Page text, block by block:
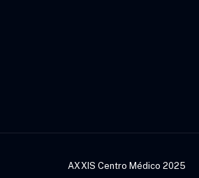
AXXIS Centro Médico 2025